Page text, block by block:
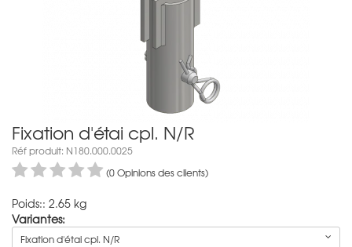
Fixation d'étai cpl. N/R
Réf produit: N180.000.0025
(0 Opinions des clients)
Poids:: 2.65 kg
Variantes:
Fixation d'étai cpl. N/R